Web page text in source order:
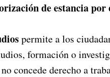
de estancia por
permite a los
formación o
concede derecho a